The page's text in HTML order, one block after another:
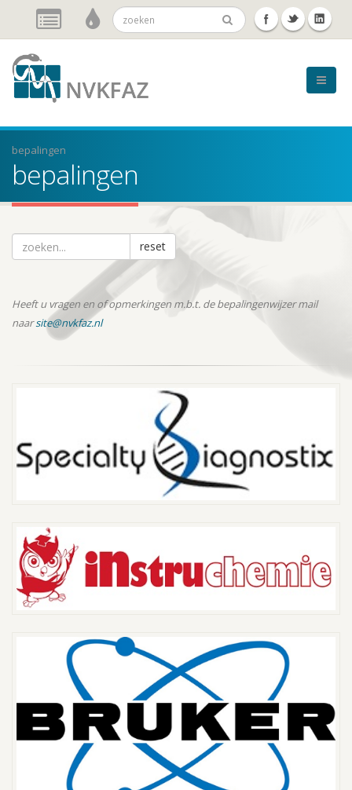
bepalingen
bepalingen
reset
Heeft u vragen en of opmerkingen m.b.t. de bepalingenwijzer mail
naarsite@nvkfaz.nl